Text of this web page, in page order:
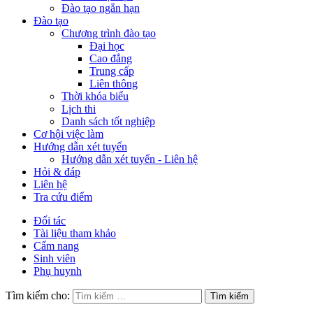
Đào tạo ngắn hạn
Đào tạo
Chương trình đào tạo
Đại học
Cao đẳng
Trung cấp
Liên thông
Thời khóa biểu
Lịch thi
Danh sách tốt nghiệp
Cơ hội việc làm
Hướng dẫn xét tuyển
Hướng dẫn xét tuyển - Liên hệ
Hỏi & đáp
Liên hệ
Tra cứu điểm
Đối tác
Tài liệu tham khảo
Cẩm nang
Sinh viên
Phụ huynh
Tìm kiếm cho: